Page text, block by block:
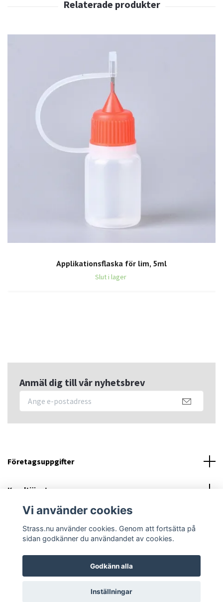
Applikationsflaska för lim, 5ml
Slut i lager
Anmäl dig till vår nyhetsbrev
Företagsuppgifter
Kundtjänst
Sociala medier
© 2026 Strass.nuPowered by Quickbutik
Vi använder cookies
Strass.nu använder cookies. Genom att fortsätta på
sidan godkänner du användandet av cookies.
Godkänn alla
Inställningar